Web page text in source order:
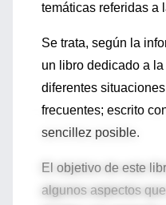
temáticas referidas a
Se trata, según la
un libro dedicado a
diferentes
frecuentes; escrito
sencillez posible.
El objetivo de este
algunos aspectos